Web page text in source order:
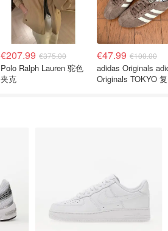
€207.99 €375.00
Polo Ralph Lauren 驼色
夹克
€47.99 €100.00
adidas Originals
Originals TOKYO